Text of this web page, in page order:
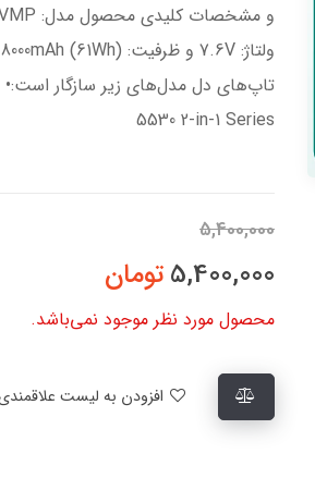
5530 2-in-1 Series
5,400,000
5,400,000تومان
محصول مورد نظر موجود نمی‌باشد.